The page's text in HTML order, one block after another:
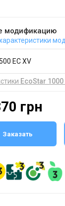
модификацию
EC XV
EcoStar 1000
грн
Заказать